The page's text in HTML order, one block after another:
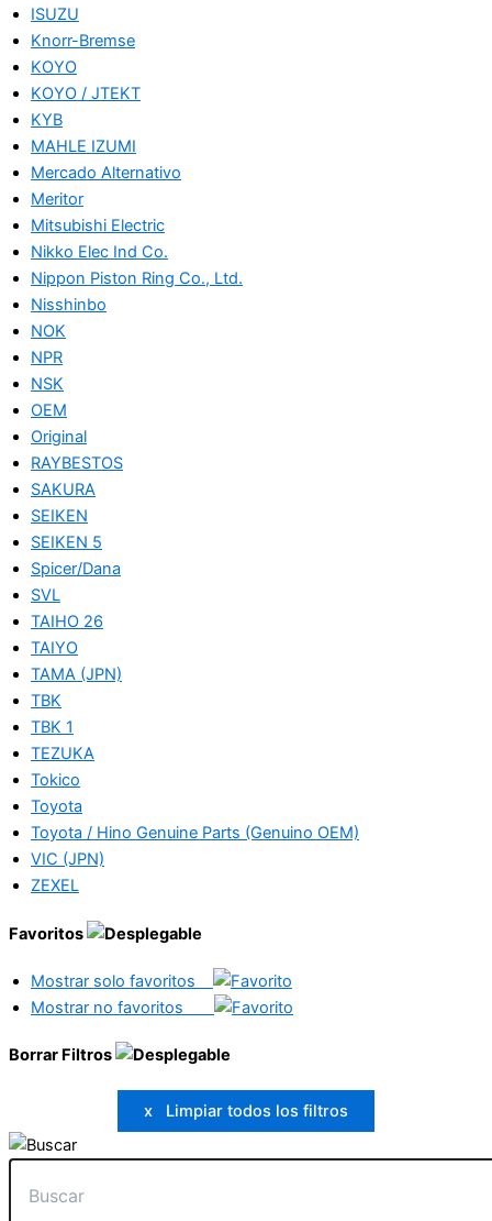
ISUZU
Knorr-Bremse
KOYO
KOYO / JTEKT
KYB
MAHLE IZUMI
Mercado Alternativo
Meritor
Mitsubishi Electric
Nikko Elec Ind Co.
Nippon Piston Ring Co., Ltd.
Nisshinbo
NOK
NPR
NSK
OEM
Original
RAYBESTOS
SAKURA
SEIKEN
SEIKEN 5
Spicer/Dana
SVL
TAIHO 26
TAIYO
TAMA (JPN)
TBK
TBK 1
TEZUKA
Tokico
Toyota
Toyota / Hino Genuine Parts (Genuino OEM)
VIC (JPN)
ZEXEL
Favoritos
Mostrar solo favoritos
Mostrar no favoritos
Borrar Filtros
x Limpiar todos los filtros